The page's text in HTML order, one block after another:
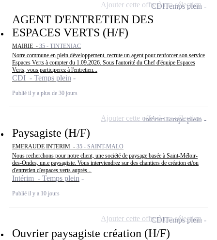
AGENT D'ENTRETIEN DES
ESPACES VERTS (H/F)
MAIRIE - 35 - TINTENIAC
Notre commune en plein développement, recrute un agent pour renforcer son service
Espaces Verts à compter du 1.09.2026. Sous l'autorité du Chef d'équipe Espaces
Verts, vous participerez à l'entretien...
CDI - Temps plein
Publié il y a plus de 30 jours
CDITemps plein
Ajouter cette offre à ma sélection
Paysagiste (H/F)
EMERAUDE INTERIM - 35 - SAINT-MALO
Nous recherchons pour notre client, une société de paysage basée à Saint-Méloir-
des-Ondes, un.e paysagiste. Vous interviendrez sur des chantiers de création et/ou
d'entretien d'espaces verts auprès...
Intérim - Temps plein
Publié il y a 10 jours
IntérimTemps plein
Ajouter cette offre à ma sélection
Ouvrier paysagiste création (H/F)
CDITemps plein
Ajouter cette offre à ma sélection